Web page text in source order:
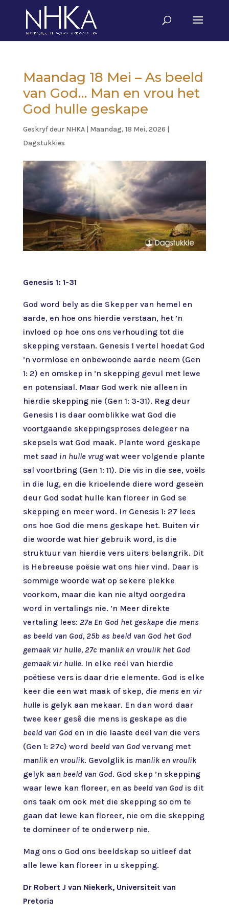
Maandag 18 Mei – As beeld
van God… Man en vrou het
God hulle geskape
Geskryf deur NHKA| Maandag, 18 Mei, 2026 |
Dagstukkies
Genesis 1: 1-31
God word bely as die Skepper van hemel en
aarde, en hoe ons hierdie verstaan, het ’n
invloed op hoe ons ons verhouding tot die
skepping verstaan. Genesis 1 vertel hoedat God
’n vormlose en onbewoonde aarde neem (Gen
1: 2) en omskep in ’n skepping gevul met lewe
en potensiaal. Maar God werk nie alleen in
hierdie skepping nie (Gen 1: 3-31). Reg deur
Genesis 1 is daar oomblikke wat God die
voortgaande skeppingsproses delegeer na
skepsels wat God maak. Plante word geskape
met saad in hulle vrugwat weer volgende plante
sal voortbring (Gen 1: 11). Die vis in die see, voëls
in die lug, en die krioelende diere word geseën
deur God sodat hulle kan floreer in God se
skepping en meer word. In Genesis 1: 27 lees
ons hoe God die mens geskape het. Buiten vir
die woorde wat hier gebruik word, is die
struktuur van hierdie vers uiters belangrik. Dit
is Hebreeuse poësie wat ons hier vind. Daar is
sommige woorde wat op sekere plekke
voorkom, maar die kan nie altyd oorgedra
word in vertalings nie. ’n Meer direkte
vertaling lees: 27a En God het geskape die mens
as beeld van God, 25b as beeld van God het God
gemaak vir hulle, 27c manlik en vroulik het God
gemaak vir hulle.In elke reël van hierdie
poëtiese vers is daar drie elemente. God is elke
keer die een wat maak of skep, die mens en vir
hulleis gelyk aan mekaar. En dan word daar
twee keer gesê die mens is geskape as die
beeld van Goden in die laaste deel van die vers
(Gen 1: 27c) word beeld van Godvervang met
manlik en vroulik. Gevolglik is manlik en vroulik
gelyk aan beeld van God. God skep ’n skepping
waar lewe kan floreer, en as beeld van Godis dit
ons taak om ook met die skepping so om te
gaan dat lewe kan floreer, nie om die skepping
te domineer of te onderwerp nie.
Mag ons o God ons beeldskap so uitleef dat
alle lewe kan floreer in u skepping.
Dr Robert J van Niekerk, Universiteit van
Pretoria